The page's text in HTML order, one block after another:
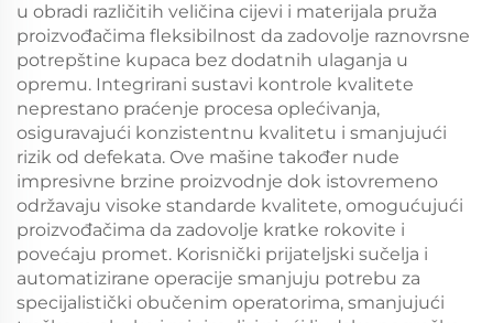
u obradi različitih veličina cijevi i materijala pruža
proizvođačima fleksibilnost da zadovolje raznovrsne
potrepštine kupaca bez dodatnih ulaganja u
opremu. Integrirani sustavi kontrole kvalitete
neprestano praćenje procesa oplećivanja,
osiguravajući konzistentnu kvalitetu i smanjujući
rizik od defekata. Ove mašine također nude
impresivne brzine proizvodnje dok istovremeno
održavaju visoke standarde kvalitete, omogućujući
proizvođačima da zadovolje kratke rokovite i
povećaju promet. Korisnički prijateljski sučelja i
automatizirane operacije smanjuju potrebu za
specijalistički obučenim operatorima, smanjujući